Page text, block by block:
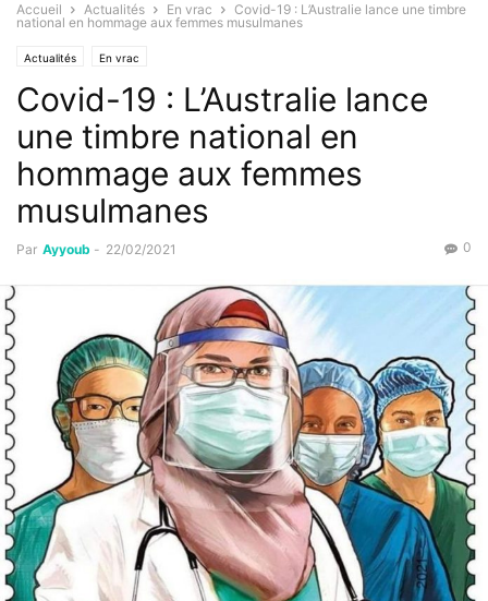
Accueil Actualités En vrac
Covid-19 : L’Australie lance une timbre
national en hommage aux femmes musulmanes
Actualités En vrac
Covid-19 : L’Australie lance
une timbre national en
hommage aux femmes
musulmanes
Par Ayyoub - 22/02/2021 0